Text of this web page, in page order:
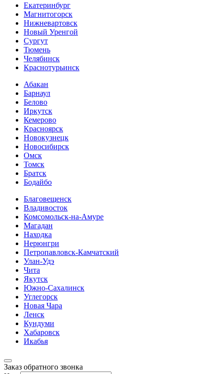
Екатеринбург
Магнитогорск
Нижневартовск
Новый Уренгой
Сургут
Тюмень
Челябинск
Краснотурьинск
Абакан
Барнаул
Белово
Иркутск
Кемерово
Красноярск
Новокузнецк
Новосибирск
Омск
Томск
Братск
Бодайбо
Благовещенск
Владивосток
Комсомольск-на-Амуре
Магадан
Находка
Нерюнгри
Петропавловск-Камчатский
Улан-Удэ
Чита
Якутск
Южно-Сахалинск
Углегорск
Новая Чара
Ленск
Кундуми
Хабаровск
Икабья
Заказ обратного звонка